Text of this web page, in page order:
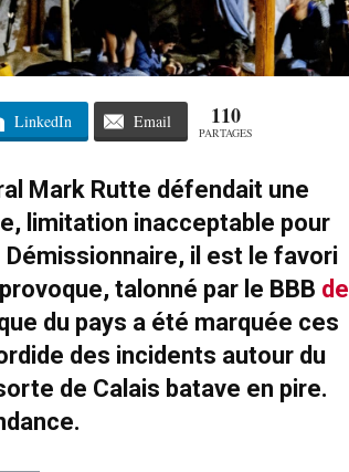
LinkedIn Email 110
PARTAGES
Mark Rutte défendait une
limitation inacceptable pour
il est le favori
talonné par le BBB de
du pays a été marquée ces
des incidents autour du
de Calais batave en pire.